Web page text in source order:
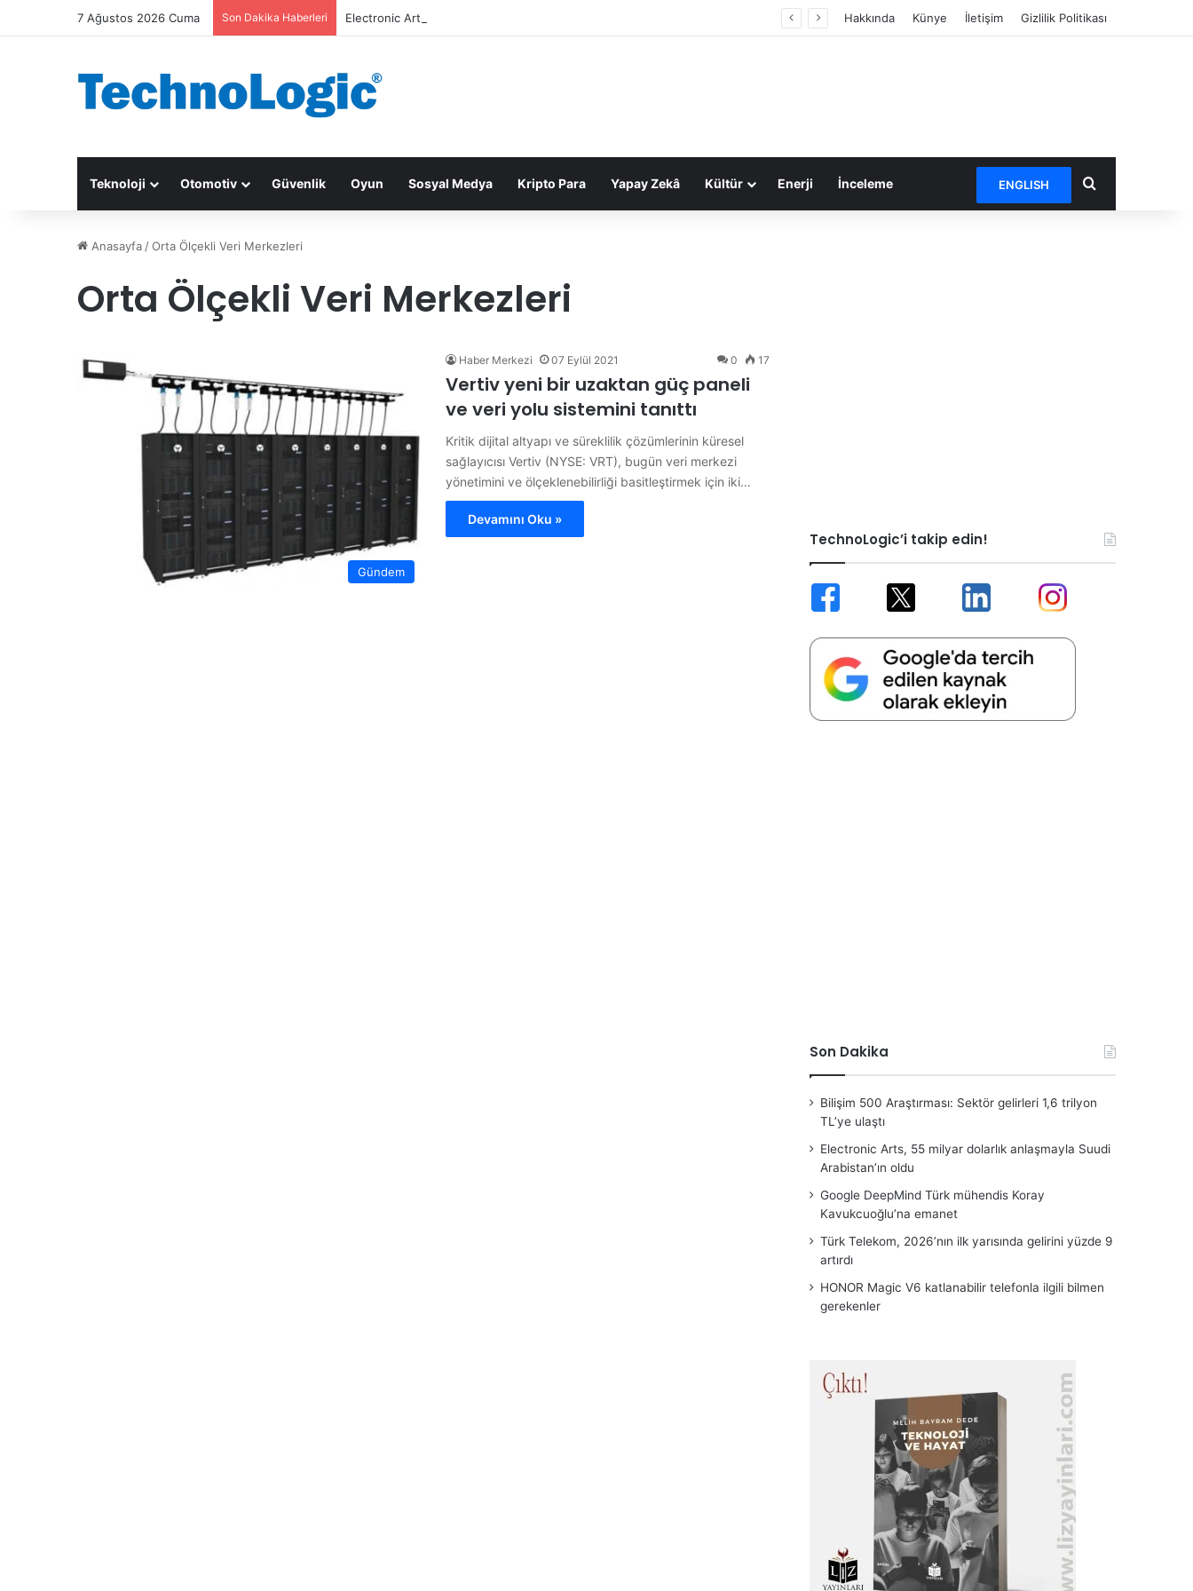
7 Ağustos 2026 Cuma Son Dakika Haberleri Electronic Arts, 55 milyar dolarlık anlaşmayla Suudi Arabistan’ın oldu Hakkında Künye İletişim Gizlilik Politikası
Teknoloji Otomotiv Güvenlik Oyun Sosyal Medya Kripto Para Yapay Zekâ Kültür Enerji İnceleme ENGLISH Arama yap ...
Anasayfa /Orta Ölçekli Veri Merkezleri
Orta Ölçekli Veri Merkezleri
Gündem
Haber Merkezi 07 Eylül 2021 0 17
Vertiv yeni bir uzaktan güç paneli
ve veri yolu sistemini tanıttı
Kritik dijital altyapı ve süreklilik çözümlerinin küresel
sağlayıcısı Vertiv (NYSE: VRT), bugün veri merkezi
yönetimini ve ölçeklenebilirliği basitleştirmek için iki…
Devamını Oku »
TechnoLogic’i takip edin!
Son Dakika
Bilişim 500 Araştırması: Sektör gelirleri 1,6 trilyon
TL’ye ulaştı
Electronic Arts, 55 milyar dolarlık anlaşmayla Suudi
Arabistan’ın oldu
Google DeepMind Türk mühendis Koray
Kavukcuoğlu’na emanet
Türk Telekom, 2026’nın ilk yarısında gelirini yüzde 9
artırdı
HONOR Magic V6 katlanabilir telefonla ilgili bilmen
gerekenler